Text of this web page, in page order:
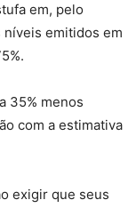
em, pelo
níveis emitidos em
35% menos
com a estimativa
exigir que seus